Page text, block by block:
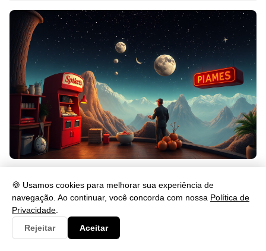
🍪 Usamos cookies para melhorar sua experiência de
navegação. Ao continuar, você concorda com nossa Política de
Privacidade
Rejeitar
Aceitar
29/05/2026 às 13:51
Mais Recentes